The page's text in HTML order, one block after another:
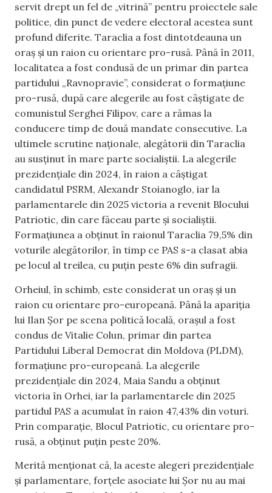
servit drept un fel de „vitrină” pentru proiectele sale
politice, din punct de vedere electoral acestea sunt
profund diferite. Taraclia a fost dintotdeauna un
oraș și un raion cu orientare pro-rusă. Până în 2011,
localitatea a fost condusă de un primar din partea
partidului „Ravnopravie”, considerat o formațiune
pro-rusă, după care alegerile au fost câștigate de
comunistul Serghei Filipov, care a rămas la
conducere timp de două mandate consecutive. La
ultimele scrutine naționale, alegătorii din Taraclia
au susținut în mare parte socialiștii. La alegerile
prezidențiale din 2024, în raion a câștigat
candidatul PSRM, Alexandr Stoianoglo, iar la
parlamentarele din 2025 victoria a revenit Blocului
Patriotic, din care făceau parte și socialiștii.
Formațiunea a obținut în raionul Taraclia 79,5% din
voturile alegătorilor, în timp ce PAS s-a clasat abia
pe locul al treilea, cu puțin peste 6% din sufragii.
Orheiul, în schimb, este considerat un oraș și un
raion cu orientare pro-europeană. Până la apariția
lui Ilan Șor pe scena politică locală, orașul a fost
condus de Vitalie Colun, primar din partea
Partidului Liberal Democrat din Moldova (PLDM),
formațiune pro-europeană. La alegerile
prezidențiale din 2024, Maia Sandu a obținut
victoria în Orhei, iar la parlamentarele din 2025
partidul PAS a acumulat în raion 47,43% din voturi.
Prin comparație, Blocul Patriotic, cu orientare pro-
rusă, a obținut puțin peste 20%.
Merită menționat că, la aceste alegeri prezidențiale
și parlamentare, forțele asociate lui Șor nu au mai